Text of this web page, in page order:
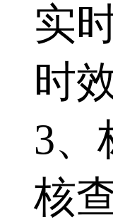
实
时
3、
核